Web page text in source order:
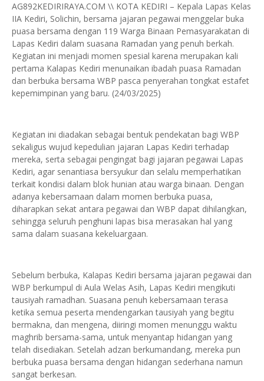
AG892KEDIRIRAYA.COM \\ KOTA KEDIRI – Kepala Lapas Kelas
IIA Kediri, Solichin, bersama jajaran pegawai menggelar buka
puasa bersama dengan 119 Warga Binaan Pemasyarakatan di
Lapas Kediri dalam suasana Ramadan yang penuh berkah.
Kegiatan ini menjadi momen spesial karena merupakan kali
pertama Kalapas Kediri menunaikan ibadah puasa Ramadan
dan berbuka bersama WBP pasca penyerahan tongkat estafet
kepemimpinan yang baru. (24/03/2025)
Kegiatan ini diadakan sebagai bentuk pendekatan bagi WBP
sekaligus wujud kepedulian jajaran Lapas Kediri terhadap
mereka, serta sebagai pengingat bagi jajaran pegawai Lapas
Kediri, agar senantiasa bersyukur dan selalu memperhatikan
terkait kondisi dalam blok hunian atau warga binaan. Dengan
adanya kebersamaan dalam momen berbuka puasa,
diharapkan sekat antara pegawai dan WBP dapat dihilangkan,
sehingga seluruh penghuni lapas bisa merasakan hal yang
sama dalam suasana kekeluargaan.
Sebelum berbuka, Kalapas Kediri bersama jajaran pegawai dan
WBP berkumpul di Aula Welas Asih, Lapas Kediri mengikuti
tausiyah ramadhan. Suasana penuh kebersamaan terasa
ketika semua peserta mendengarkan tausiyah yang begitu
bermakna, dan mengena, diiringi momen menunggu waktu
maghrib bersama-sama, untuk menyantap hidangan yang
telah disediakan. Setelah adzan berkumandang, mereka pun
berbuka puasa bersama dengan hidangan sederhana namun
sangat berkesan.